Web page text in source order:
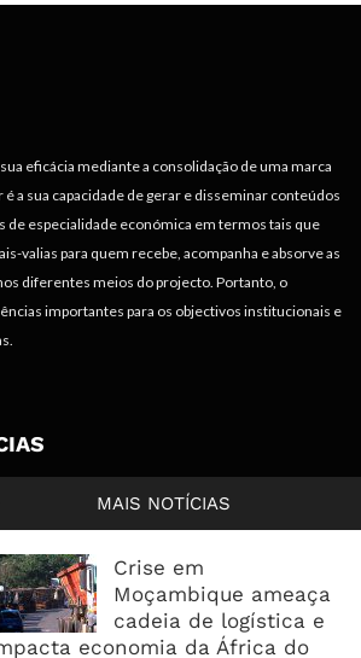
MAIS NOTÍCIAS
Crise em
Moçambique ameaça
cadeia de logística e
economia da África do
eficácia mediante a consolidação de uma marca
a sua capacidade de gerar e disseminar conteúdos
especialidade económica em termos tais que
valias para quem recebe, acompanha e absorve as
diferentes meios do projecto. Portanto, o
importantes para os objectivos institucionais e
Atribui À Centralização Do Arroz
Mantém Lucro Em R8,4 Mil